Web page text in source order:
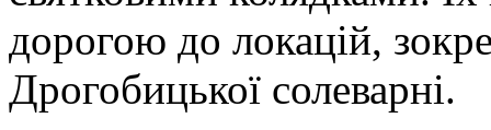
дорогою до локацій,
Дрогобицької солеварні.